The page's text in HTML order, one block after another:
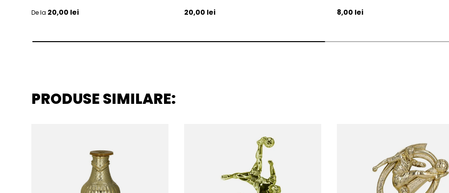
Pret initial
De la 20,00 lei Pret initial
20,00 lei Pret initial
8,00 lei
PRODUSE SIMILARE: